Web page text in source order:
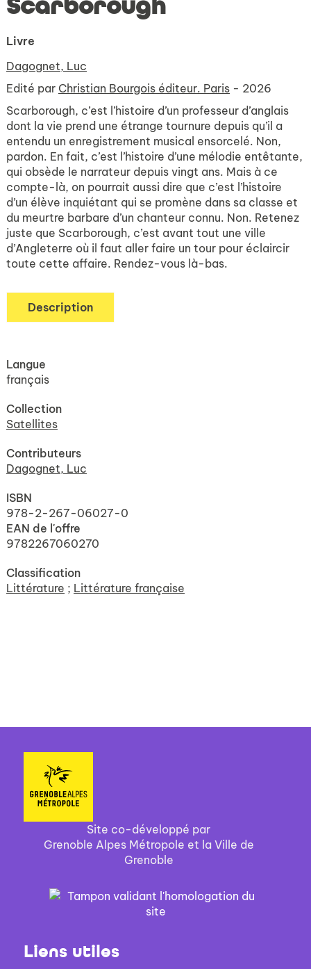
Scarborough
Livre
Dagognet, Luc
Edité par Christian Bourgois éditeur. Paris - 2026
Scarborough, c’est l’histoire d’un professeur d’anglais
dont la vie prend une étrange tournure depuis qu’il a
entendu un enregistrement musical ensorcelé. Non,
pardon. En fait, c’est l’histoire d’une mélodie entêtante,
qui obsède le narrateur depuis vingt ans. Mais à ce
compte-là, on pourrait aussi dire que c’est l’histoire
d’un élève inquiétant qui se promène dans sa classe et
du meurtre barbare d’un chanteur connu. Non. Retenez
juste que Scarborough, c’est avant tout une ville
d’Angleterre où il faut aller faire un tour pour éclaircir
toute cette affaire. Rendez-vous là-bas.
Description
Langue
français
Collection
Satellites
Contributeurs
Dagognet, Luc
ISBN
978-2-267-06027-0
EAN de l'offre
9782267060270
Classification
Littérature ; Littérature française
Site co-développé par
Grenoble Alpes Métropole et la Ville de
Grenoble
Liens utiles